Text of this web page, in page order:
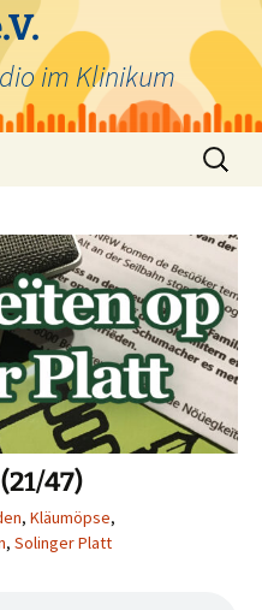
im Klinikum
Suchen
nach:
47)
, Kläumöpse,
, Solinger Platt